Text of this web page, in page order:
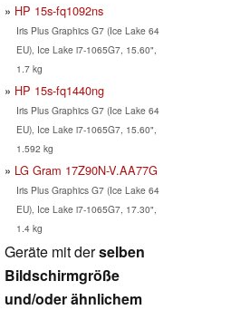
HP 15s-fq1092ns
Iris Plus Graphics G7 (Ice Lake 64
EU), Ice Lake i7-1065G7, 15.60",
1.7 kg
HP 15s-fq1440ng
Iris Plus Graphics G7 (Ice Lake 64
EU), Ice Lake i7-1065G7, 15.60",
1.592 kg
LG Gram 17Z90N-V.AA77G
Iris Plus Graphics G7 (Ice Lake 64
EU), Ice Lake i7-1065G7, 17.30",
1.4 kg
Geräte mit derselben
Bildschirmgröße
und/oder ähnlichem